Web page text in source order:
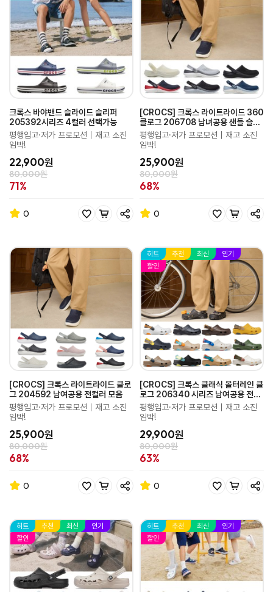
크록스 바야밴드 슬라이드 슬리퍼
205392시리즈 4컬러 선택가능
평행입고·저가 프로모션｜재고 소진
임박!
22,900원
80,000원
71%
0
[CROCS] 크록스 라이트라이드 360
클로그 206708 남녀공용 샌들 슬리
퍼 6컬러
평행입고·저가 프로모션｜재고 소진
임박!
25,900원
80,000원
68%
0
[CROCS] 크록스 라이트라이드 클로
그 204592 남여공용 전컬러 모음
평행입고·저가 프로모션｜재고 소진
임박!
25,900원
80,000원
68%
0
히트 추천 최신
인기
할인
[CROCS] 크록스 클래식 올터레인 클
로그 206340 시리즈 남여공용 전
10컬러 완전 라인업
평행입고·저가 프로모션｜재고 소진
임박!
29,900원
80,000원
63%
0
히트 추천 최신
인기
할인
히트 추천 최신
인기
할인